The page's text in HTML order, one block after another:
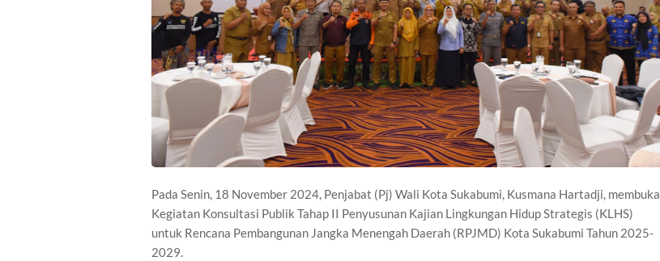
Pada Senin, 18 November 2024, Penjabat (Pj) Wali Kota Sukabumi, Kusmana Hartadji, membuka
Kegiatan Konsultasi Publik Tahap II Penyusunan Kajian Lingkungan Hidup Strategis (KLHS)
untuk Rencana Pembangunan Jangka Menengah Daerah (RPJMD) Kota Sukabumi Tahun 2025-
2029.